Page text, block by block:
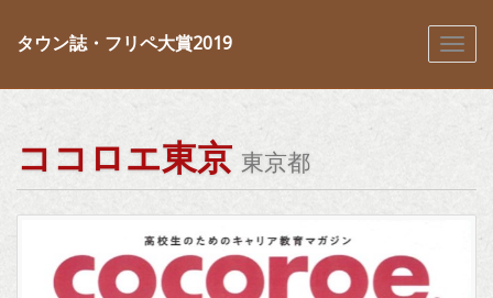
タウン誌・フリペ大賞2019
ココロエ東京 東京都